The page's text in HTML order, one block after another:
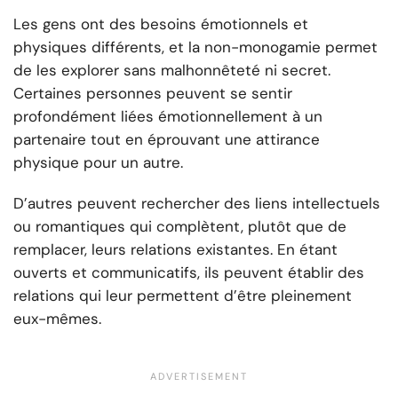
Les gens ont des besoins émotionnels et
physiques différents, et la non-monogamie permet
de les explorer sans malhonnêteté ni secret.
Certaines personnes peuvent se sentir
profondément liées émotionnellement à un
partenaire tout en éprouvant une attirance
physique pour un autre.
D’autres peuvent rechercher des liens intellectuels
ou romantiques qui complètent, plutôt que de
remplacer, leurs relations existantes. En étant
ouverts et communicatifs, ils peuvent établir des
relations qui leur permettent d’être pleinement
eux-mêmes.